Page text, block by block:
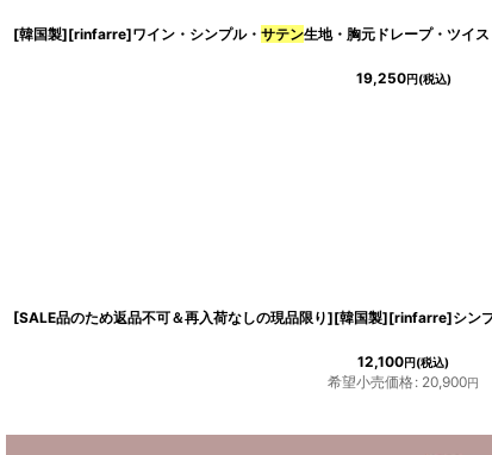
[韓国製][rinfarre]ワイン・シンプル・ サテン生地・胸元ドレープ・ツイス
19,250円(税込)
[SALE品のため返品不可＆再入荷なしの現品限り][韓国製][rinfarre]シン
12,100円(税込)
希望小売価格: 20,900円